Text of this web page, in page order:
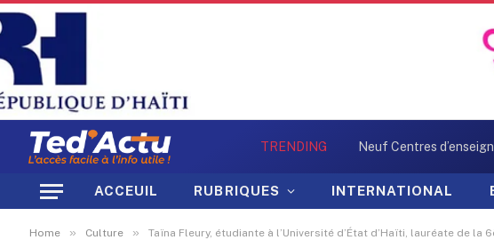
TRENDING
ACCEUIL RUBRIQUES INTERNATIONAL
Home » Culture » Taïna Fleury, étudiante à l’Université d’État d’Haïti, lauréate de la